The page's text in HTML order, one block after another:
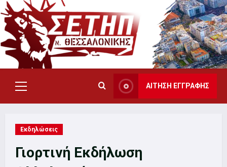
Skip
to
content
Primary
Menu
ΑΙΤΗΣΗ ΕΓΓΡΑΦΗΣ
Εκδηλώσεις
Γιορτινή Εκδήλωση